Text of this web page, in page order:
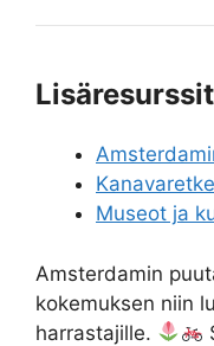
Museot ja
Amsterdamin
kokemuksen niin
harrastajille.